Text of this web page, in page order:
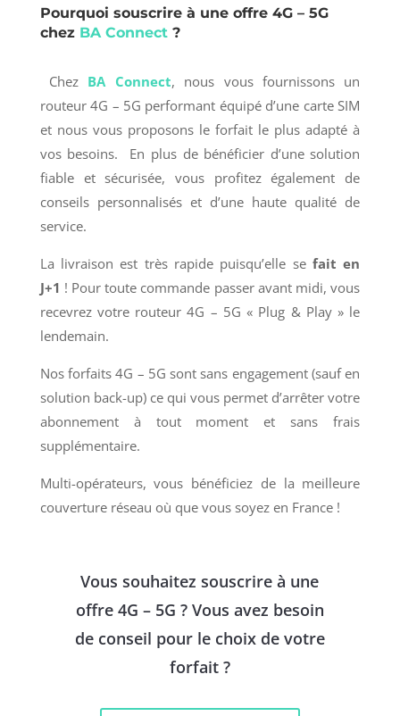
Pourquoi souscrire à une offre 4G – 5G
chezBA Connect?
Chez BA Connect, nous vous fournissons un
routeur 4G – 5G performant équipé d’une carte SIM
et nous vous proposons le forfait le plus adapté à
vos besoins. En plus de bénéficier d’une solution
fiable et sécurisée, vous profitez également de
conseils personnalisés et d’une haute qualité de
service.
La livraison est très rapide puisqu’elle se fait en
J+1 ! Pour toute commande passer avant midi, vous
recevrez votre routeur 4G – 5G « Plug & Play » le
lendemain.
Nos forfaits 4G – 5G sont sans engagement (sauf en
solution back-up) ce qui vous permet d’arrêter votre
abonnement à tout moment et sans frais
supplémentaire.
Multi-opérateurs, vous bénéficiez de la meilleure
couverture réseau où que vous soyez en France !
Vous souhaitez souscrire à une
offre 4G – 5G ? Vous avez besoin
de conseil pour le choix de votre
forfait ?